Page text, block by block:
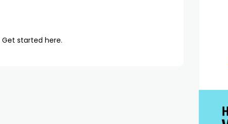
Get started here.